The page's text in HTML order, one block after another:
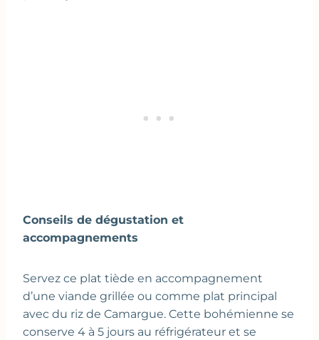
Conseils de dégustation et
accompagnements
Servez ce plat tiède en accompagnement
d’une viande grillée ou comme plat principal
avec du riz de Camargue. Cette bohémienne se
conserve 4 à 5 jours au réfrigérateur et se